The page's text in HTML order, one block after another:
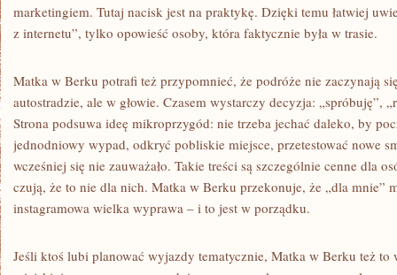
marketingiem. Tutaj nacisk jest na praktykę. Dzięki temu łatwiej
z internetu”, tylko opowieść osoby, która faktycznie była w trasie.
Matka w Berku potrafi też przypomnieć, że podróże nie zaczynają
autostradzie, ale w głowie. Czasem wystarczy decyzja: „spróbuję”,
Strona podsuwa ideę mikroprzygód: nie trzeba jechać daleko, by
jednodniowy wypad, odkryć pobliskie miejsce, przetestować nowe
wcześniej się nie zauważało. Takie treści są szczególnie cenne dla
czują, że to nie dla nich. Matka w Berku przekonuje, że „dla mnie”
instagramowa wielka wyprawa – i to jest w porządku.
Jeśli ktoś lubi planować wyjazdy tematycznie, Matka w Berku też